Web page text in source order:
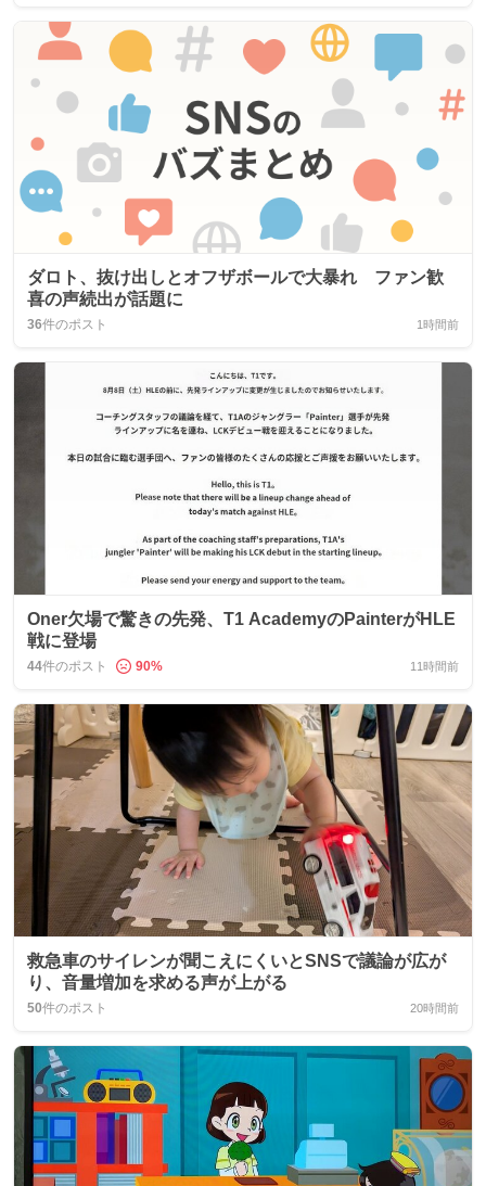
ダロト、抜け出しとオフザボールで大暴れ ファン歓
喜の声続出が話題に
36件のポスト 1時間前
Oner欠場で驚きの先発、T1 AcademyのPainterがHLE
戦に登場
44件のポスト 90% 11時間前
救急車のサイレンが聞こえにくいとSNSで議論が広が
り、音量増加を求める声が上がる
50件のポスト 20時間前